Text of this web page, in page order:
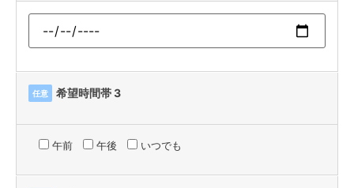
任意 希望時間帯 3
午前 午後 いつでも